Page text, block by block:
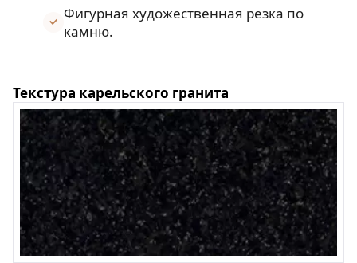
Фигурная художественная резка по
камню.
Текстура карельского гранита